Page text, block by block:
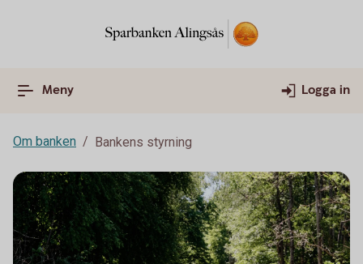
Meny Logga in
Om banken Bankens styrning